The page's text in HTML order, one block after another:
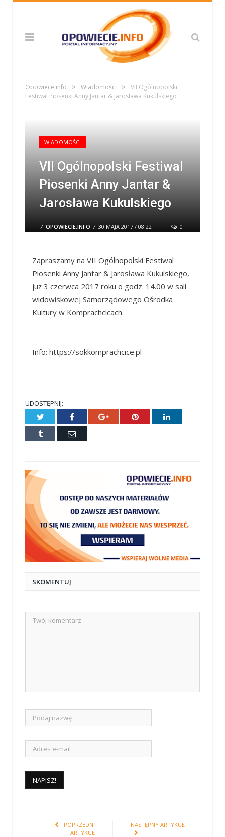
Opowiece.info » Wiadomości »
VII Ogólnopolski
Festiwal Piosenki Anny Jantar & Jarosława Kukulskiego
WIADOMOŚCI
VII Ogólnopolski Festiwal
Piosenki Anny Jantar &
Jarosława Kukulskiego
/ OPOWIECIE.INFO / 30 MAJA 2017 / 08:22
0
COMMENTS
Zapraszamy na VII Ogólnopolski Festiwal
Piosenki Anny Jantar & Jarosława Kukulskiego,
już 3 czerwca 2017 roku o godz. 14.00 w sali
widowiskowej Samorządowego Ośrodka
Kultury w Komprachcicach.
Info: https://sokkomprachcice.pl
UDOSTĘPNIJ:
Twitter Facebook Google+ Pinterest LinkedIn
Tumblr
E-
SKOMENTUJ
POPRZEDNI
ARTYKUŁ
NASTĘPNY ARTYKUŁ